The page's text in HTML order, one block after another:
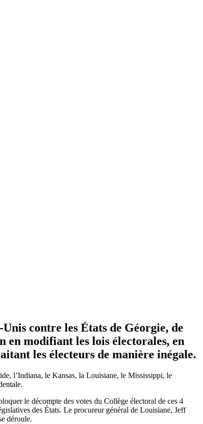
contre les États de Géorgie, de
en modifiant les lois électorales, en
les électeurs de manière inégale.
l’Indiana, le Kansas, la Louisiane, le Mississippi, le
le décompte des votes du Collège électoral de ces 4
des États. Le procureur général de Louisiane, Jeff
déroule.